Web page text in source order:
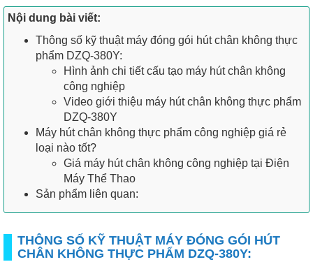
Nội dung bài viết:
Thông số kỹ thuật máy đóng gói hút chân không thực
phẩm DZQ-380Y:
Hình ảnh chi tiết cấu tạo máy hút chân không
công nghiệp
Video giới thiệu máy hút chân không thực phẩm
DZQ-380Y
Máy hút chân không thực phẩm công nghiệp giá rẻ
loại nào tốt?
Giá máy hút chân không công nghiệp tại Điện
Máy Thể Thao
Sản phẩm liên quan:
THÔNG SỐ KỸ THUẬT MÁY ĐÓNG GÓI HÚT
CHÂN KHÔNG THỰC PHẨM DZQ-380Y: